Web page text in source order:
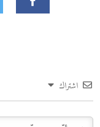
اشتراك